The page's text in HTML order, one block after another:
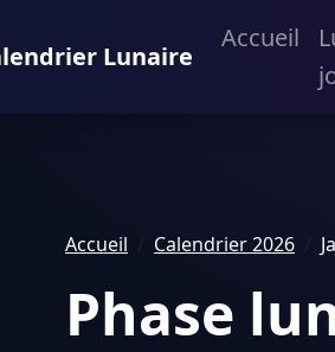
Lunaire
Accueil
Accueil Calendrier 2026
Phase